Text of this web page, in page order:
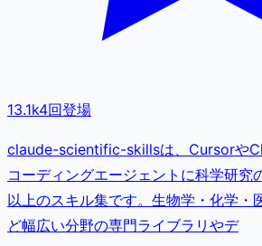
13.1k4回登場
claude-scientific-skillsは、Cursorや
コーディングエージェントに科学研究
以上のスキル集です。生物学・化学・
ど幅広い分野の専門ライブラリやデ